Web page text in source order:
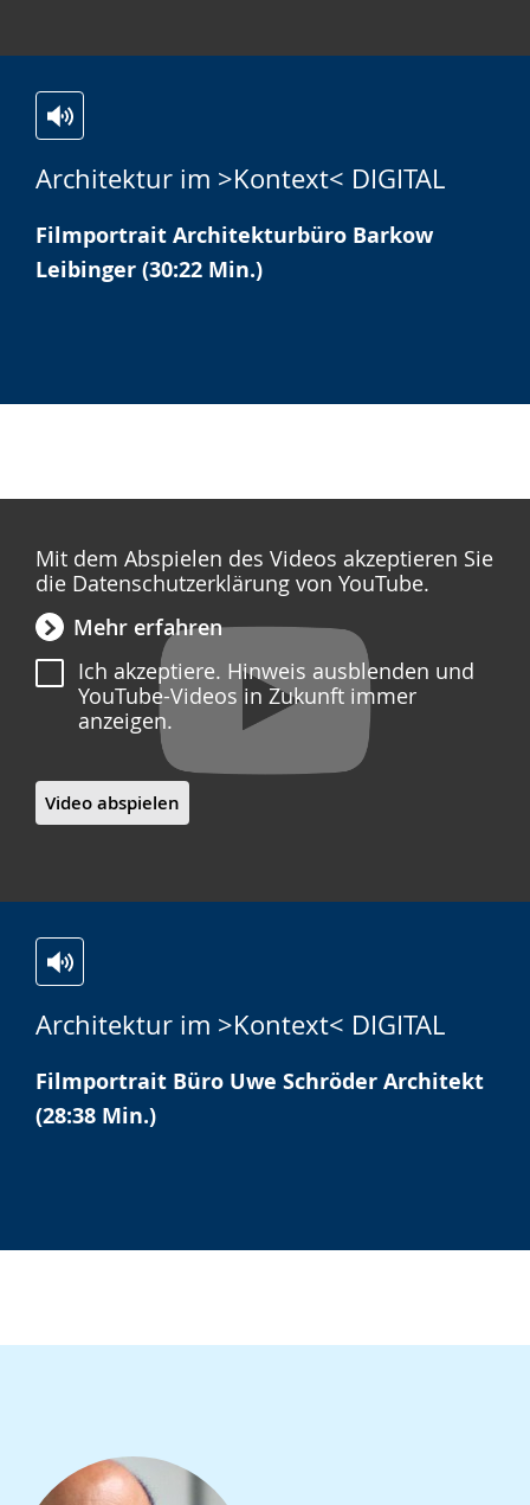
Architektur im >Kontext< DIGITAL
Leichten
Sprache
wechseln.
Audio-
Unterstützung.
Video
in
Deutscher
Filmportrait Architekturbüro Barkow
Leibinger (30:22 Min.)
Mit dem Abspielen des Videos akzeptieren Sie
die Datenschutzerklärung von YouTube.
Mehr erfahren
Ich akzeptiere. Hinweis ausblenden und
YouTube-Videos in Zukunft immer
anzeigen.
Video abspielen
Architektur im >Kontext< DIGITAL
Leichten
Sprache
wechseln.
Audio-
Unterstützung.
Video
in
Deutscher
Filmportrait Büro Uwe Schröder Architekt
(28:38 Min.)